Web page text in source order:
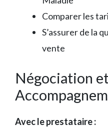
Comparer les
S’assurer de la
vente
Négociation
Avec le prestataire :